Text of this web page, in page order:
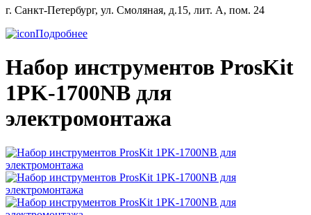
г. Санкт-Петербург, ул. Смоляная, д.15, лит. А, пом. 24
Подробнее
Набор инструментов ProsKit
1PK-1700NB для
электромонтажа